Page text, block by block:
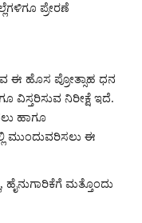
ಪ್ರೇರಣೆ
ಈ ಹೊಸ ಪ್ರೋತ್ಸಾಹ ಧನ
ವಿಸ್ತರಿಸುವ ನಿರೀಕ್ಷೆ ಇದೆ.
ಹಾಗೂ
ಮುಂದುವರಿಸಲು ಈ
ಹೈನುಗಾರಿಕೆಗೆ ಮತ್ತೊಂದು